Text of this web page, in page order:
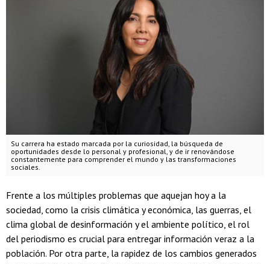
Su carrera ha estado marcada por la curiosidad, la búsqueda de
oportunidades desde lo personal y profesional, y de ir renovándose
constantemente para comprender el mundo y las transformaciones
sociales.
Frente a los múltiples problemas que aquejan hoy a la
sociedad, como la crisis climática y económica, las guerras, el
clima global de desinformación y el ambiente político, el rol
del periodismo es crucial para entregar información veraz a la
población. Por otra parte, la rapidez de los cambios generados